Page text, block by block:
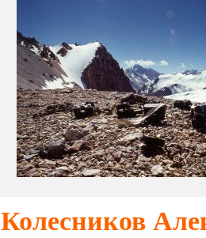
Колесников